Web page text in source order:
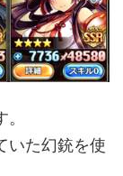
いた幻銃を使